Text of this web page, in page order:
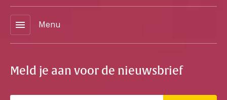
menu Menu
Meld je aan voor de nieuwsbrief